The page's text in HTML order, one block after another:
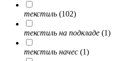
текстиль (102)
текстиль на подкладе (1)
текстиль начес (1)